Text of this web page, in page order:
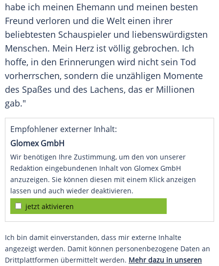
habe ich meinen Ehemann und meinen besten
Freund verloren und die Welt einen ihrer
beliebtesten Schauspieler und liebenswürdigsten
Menschen. Mein Herz ist völlig gebrochen. Ich
hoffe, in den Erinnerungen wird nicht sein Tod
vorherrschen, sondern die unzähligen Momente
des Spaßes und des Lachens, das er Millionen
gab."
Empfohlener externer Inhalt:
Glomex GmbH
Wir benötigen Ihre Zustimmung, um den von unserer
Redaktion eingebundenen Inhalt von Glomex GmbH
anzuzeigen. Sie können diesen mit einem Klick anzeigen
lassen und auch wieder deaktivieren.
jetzt aktivieren
Ich bin damit einverstanden, dass mir externe Inhalte
angezeigt werden. Damit können personenbezogene Daten an
Drittplattformen übermittelt werden. Mehr dazu in unseren